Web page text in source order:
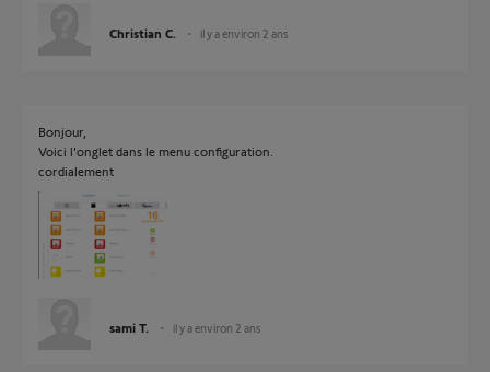
Christian C. il y a environ 2 ans
Bonjour,
Voici l'onglet dans le menu configuration.
cordialement
sami T. il y a environ 2 ans